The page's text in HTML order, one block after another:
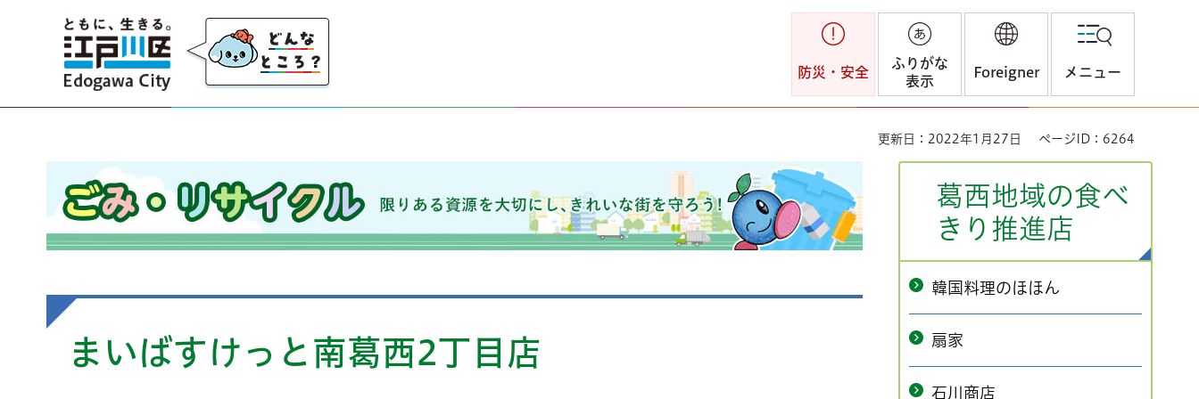
江戸川区
防災・安全
ふりがな
表示
Foreigner メニュー
更新日：2022年1月27日 ページID：6264
ごみ・リサイクル 限りのある資源を大切にし、きれいな街を守ろう！
まいばすけっと南葛西2丁目店
葛西地域の食べ
きり推進店
韓国料理のほほん
扇家
石川商店